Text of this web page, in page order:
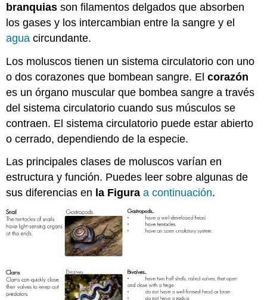
branquias son filamentos delgados que absorben
los gases y los intercambian entre la sangre y el
agua circundante.
Los moluscos tienen un sistema circulatorio con uno
o dos corazones que bombean sangre. Elcorazón
es un órgano muscular que bombea sangre a través
del sistema circulatorio cuando sus músculos se
contraen. El sistema circulatorio puede estar abierto
o cerrado, dependiendo de la especie.
Las principales clases de moluscos varían en
estructura y función. Puedes leer sobre algunas de
sus diferencias en la Figura a continuación.